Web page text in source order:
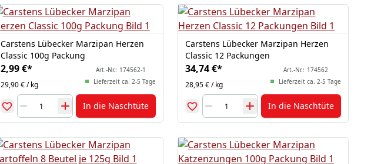
Carstens Lübecker Marzipan Herzen
Classic 100g Packung
2,99 €*
29,90 € / kg
Art.-Nr.: 174562-1
Lieferzeit ca. 2-5 Tage
In die Naschtüte
Carstens Lübecker Marzipan Herzen
Classic 12 Packungen
34,74 €*
28,95 € / kg
Art.-Nr.: 174562
Lieferzeit ca. 2-5 Tage
In die Naschtüte